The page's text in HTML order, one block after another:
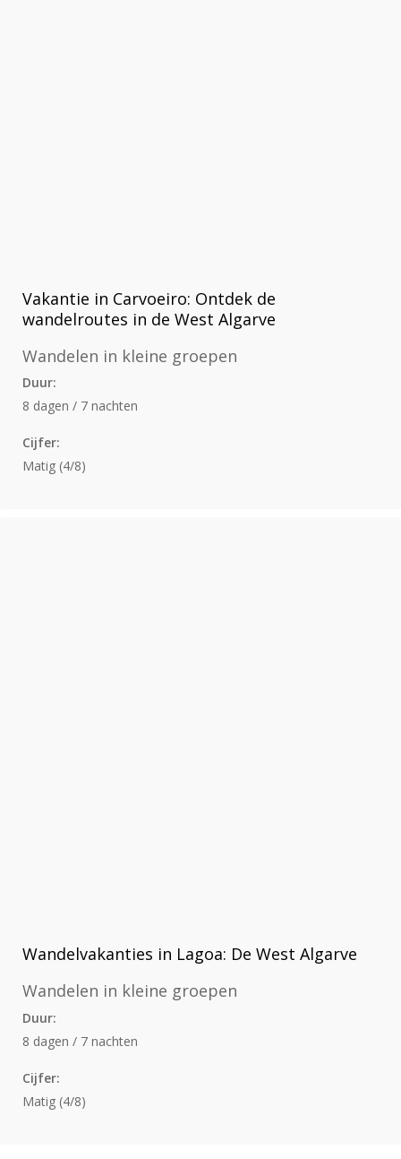
Vakantie in Carvoeiro: Ontdek de
wandelroutes in de West Algarve
Wandelen in kleine groepen
Duur:
8 dagen / 7 nachten
Cijfer:
Matig (4/8)
Wandelvakanties in Lagoa: De West Algarve
Wandelen in kleine groepen
Duur:
8 dagen / 7 nachten
Cijfer:
Matig (4/8)